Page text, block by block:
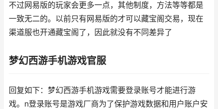
不过网易版的玩家会更多一点，其他制度，方法等等都是
一致无二的。以前只有网易版的才可以藏宝阁交易，现在
渠道服也开通藏宝阁了，因此就没有不同差异了
梦幻西游手机游戏官服
回复如下：梦幻西游手机游戏需要登录账号才能进行游
戏。n登录账号是游戏厂商为了保护游戏数据和用户账户安